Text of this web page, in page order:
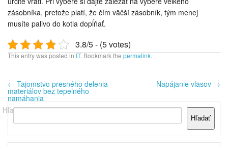
zásobníka, pretože platí, že čím väčší zásobník, tým menej
musíte palivo do kotla dopĺňať.
3.8/5 - (5 votes)
This entry was posted inIT. Bookmark thepermalink.
← Tajomstvo presného delenia
materiálov bez tepelného
namáhania
Napájanie vlasov →
Hľadať
Hľadať